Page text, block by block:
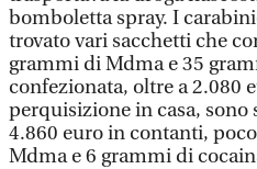
bomboletta spray. I
trovato vari sacchetti che
grammi di Mdma e 35
confezionata, oltre a 2.080
perquisizione in casa,
4.860 euro in contanti,
Mdma e 6 grammi di